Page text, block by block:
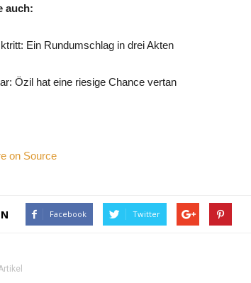
auch:
Ein Rundumschlag in drei Akten
Özil hat eine riesige Chance vertan
on Source
Facebook Twitter